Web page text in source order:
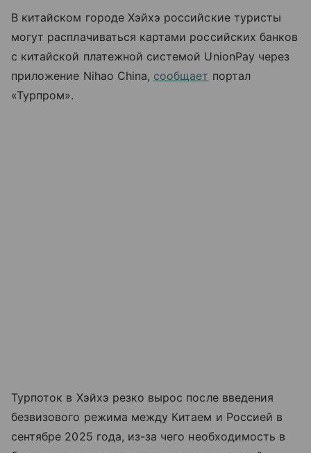
В китайском городе Хэйхэ российские туристы
могут расплачиваться картами российских банков
с китайской платежной системой UnionPay через
приложение Nihao China, сообщает портал
«Турпром».
Турпоток в Хэйхэ резко вырос после введения
безвизового режима между Китаем и Россией в
сентябре 2025 года, из-за чего необходимость в